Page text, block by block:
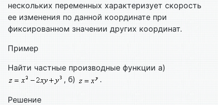
нескольких переменных характеризует скорость
ее изменения по данной координате при
фиксированном значении других координат.
Пример
Найти частные производные функции а)
, б)
.
Решение